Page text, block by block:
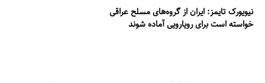
نیویورک تایمز: ایران از گروه‌های مسلح عراقی
خواسته است برای رویارویی آماده شوند